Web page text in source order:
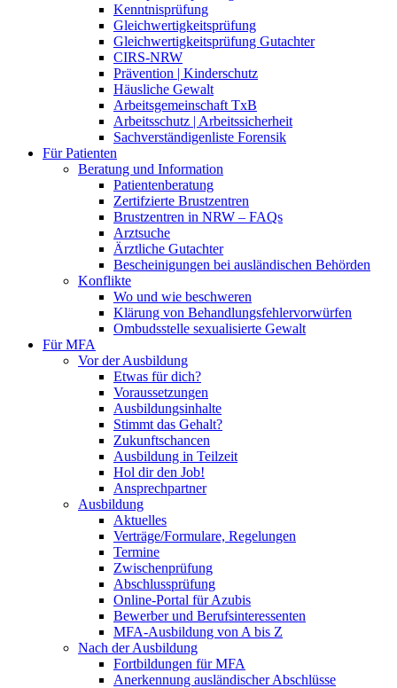
Kenntnisprüfung
Gleichwertigkeitsprüfung
Gleichwertigkeitsprüfung Gutachter
CIRS-NRW
Prävention | Kinderschutz
Häusliche Gewalt
Arbeitsgemeinschaft TxB
Arbeitsschutz | Arbeitssicherheit
Sachverständigenliste Forensik
Für Patienten
Beratung und Information
Patientenberatung
Zertifzierte Brustzentren
Brustzentren in NRW – FAQs
Arztsuche
Ärztliche Gutachter
Bescheinigungen bei ausländischen Behörden
Konflikte
Wo und wie beschweren
Klärung von Behandlungsfehlervorwürfen
Ombudsstelle sexualisierte Gewalt
Für MFA
Vor der Ausbildung
Etwas für dich?
Voraussetzungen
Ausbildungsinhalte
Stimmt das Gehalt?
Zukunftschancen
Ausbildung in Teilzeit
Hol dir den Job!
Ansprechpartner
Ausbildung
Aktuelles
Verträge/Formulare, Regelungen
Termine
Zwischenprüfung
Abschlussprüfung
Online-Portal für Azubis
Bewerber und Berufsinteressenten
MFA-Ausbildung von A bis Z
Nach der Ausbildung
Fortbildungen für MFA
Anerkennung ausländischer Abschlüsse